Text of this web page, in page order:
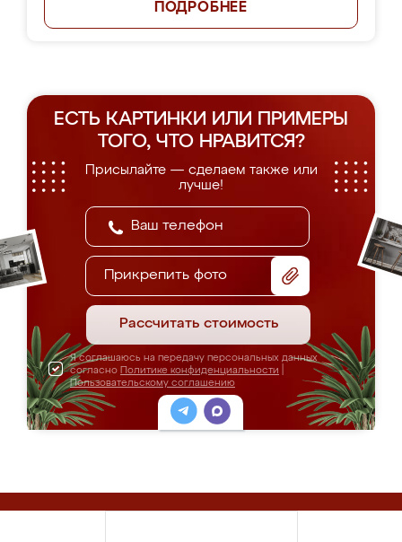
ПОДРОБНЕЕ
ЕСТЬ КАРТИНКИ ИЛИ ПРИМЕРЫ
ТОГО, ЧТО НРАВИТСЯ?
Присылайте — сделаем также или
лучше!
Прикрепить фото
Рассчитать стоимость
Я соглашаюсь на передачу персональных данных
согласно Политике конфиденциальности
Пользовательскому соглашению